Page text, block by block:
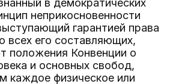
в демократических
неприкосновенности
гарантией права
всех его составляющих,
положения Конвенции о
и основных свобод,
каждое физическое или